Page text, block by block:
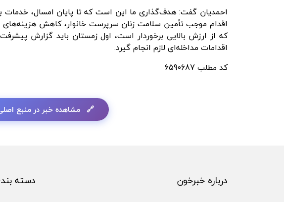
اقدام موجب تأمین سلامت زنان سرپرست خانوار، کاهش هزینه‌های
که از ارزش بالایی برخوردار است، اول زمستان باید گزارش
اقدامات مداخله‌ای لازم انجام گیرد.
کد مطلب6590687
مشاهده خبر در منبع
درباره خبرخون دسته